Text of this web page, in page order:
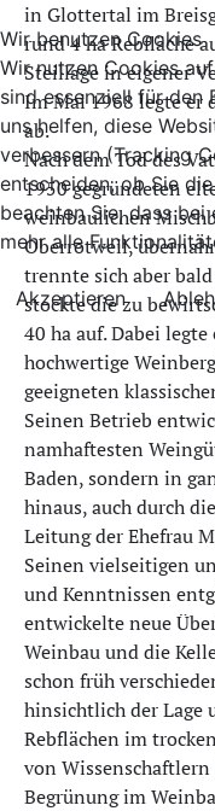
in Glottertal im
rund 4 ha Rebfläche
Steillage in eigener
Im Mai 1968 legte er
ab.
Nach dem Tod des
1950 gegründeten
weinbaulichen
Oberrotweil,
trennte sich aber
stockte die zu
40 ha auf. Dabei
hochwertige
geeigneten
Seinen Betrieb
namhaftesten
Baden, sondern in
hinaus, auch durch
Leitung der Ehefrau
Seinen vielseitigen
und Kenntnissen
entwickelte neue
Weinbau und die
schon früh
hinsichtlich der Lage
Rebflächen im
von
Begrünung im
Wir benutzen Cookies
Wir nutzen Cookies
sind essenziell für den
uns helfen, diese
verbessern (Tracking
entscheiden, ob Sie
beachten Sie, dass
mehr alle
Akzeptieren